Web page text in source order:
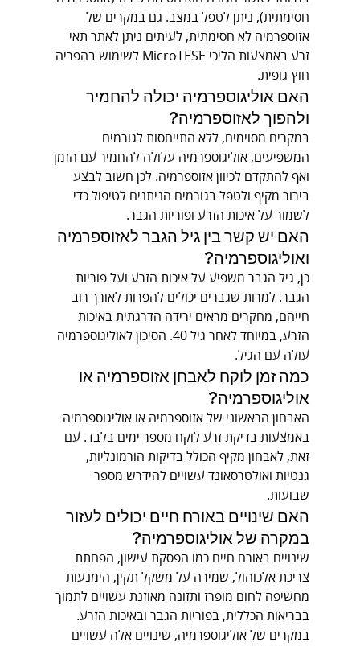
חסימתית), ניתן לטפל במצב. גם במקרים של
אזוספרמיה לא חסימתית, לעיתים ניתן לאתר תאי
זרע באמצעות הליכי MicroTESE לשימוש בהפריה
חוץ-גופית.
האם אוליגוספרמיה יכולה להחמיר
ולהפוך לאזוספרמיה?
במקרים מסוימים, ללא התייחסות לגורמים
המשפיעים, אוליגוספרמיה עלולה להחמיר עם הזמן
ואף להתקדם לכיוון אזוספרמיה. לכן חשוב לבצע
בירור מקיף ולטפל בגורמים הניתנים לטיפול כדי
לשמור על איכות הזרע ופוריות הגבר.
האם יש קשר בין גיל הגבר לאזוספרמיה
ואוליגוספרמיה?
כן, גיל הגבר משפיע על איכות הזרע ועל פוריות
הגבר. למרות שגברים יכולים להפרות לאורך רוב
חייהם, מחקרים מראים ירידה הדרגתית באיכות
הזרע, במיוחד לאחר גיל 40. הסיכון לאוליגוספרמיה
עולה עם הגיל.
כמה זמן לוקח לאבחן אזוספרמיה או
אוליגוספרמיה?
האבחון הראשוני של אזוספרמיה או אוליגוספרמיה
באמצעות בדיקת זרע לוקח מספר ימים בלבד. עם
זאת, לאבחון מקיף הכולל בדיקות הורמונליות,
גנטיות ואולטרסאונד עשויים להידרש מספר
שבועות.
האם שינויים באורח חיים יכולים לעזור
במקרה של אוליגוספרמיה?
שינויים באורח חיים כמו הפסקת עישון, הפחתת
צריכת אלכוהול, שמירה על משקל תקין, הימנעות
מחשיפה לחום מופרז ותזונה מאוזנת עשויים לתמוך
בבריאות הכללית, בפוריות הגבר ובאיכות הזרע.
במקרים של אוליגוספרמיה, שינויים אלה עשויים